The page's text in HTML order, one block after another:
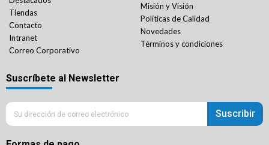
Tiendas
Contacto
Intranet
Correo Corporativo
Misión y Visión
Políticas de Calidad
Novedades
Términos y condiciones
Suscríbete al Newsletter
Suscribir